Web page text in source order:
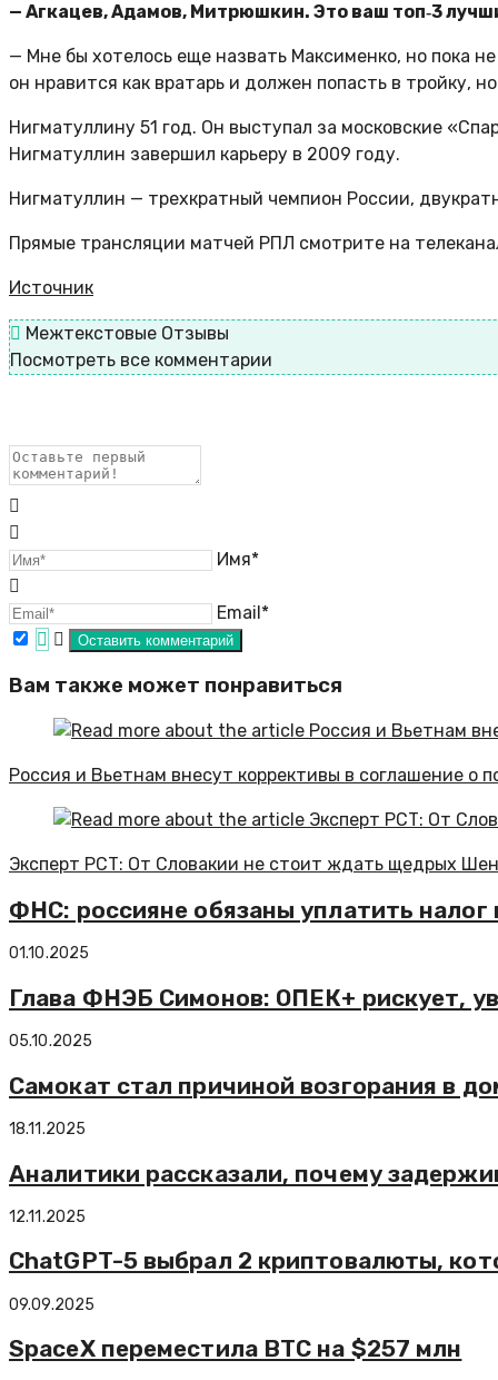
— Агкацев, Адамов, Митрюшкин. Это ваш топ‑3
— Мне бы хотелось еще назвать Максименко, но пока
он нравится как вратарь и должен попасть в тройку,
Нигматуллину 51 год. Он выступал за московские
Нигматуллин завершил карьеру в 2009 году.
Нигматуллин — трехкратный чемпион России,
Прямые трансляции матчей РПЛ смотрите на
Источник
Межтекстовые Отзывы
Посмотреть все комментарии
Имя*
Email*
Вам также может понравиться
Россия и Вьетнам внесут коррективы в соглашение
Эксперт РСТ: От Словакии не стоит ждать щедрых
ФНС: россияне обязаны уплатить налог
01.10.2025
Глава ФНЭБ Симонов: ОПЕК+ рискует,
05.10.2025
Самокат стал причиной возгорания в
18.11.2025
Аналитики рассказали, почему
12.11.2025
ChatGPT-5 выбрал 2 криптовалюты,
09.09.2025
SpaceX переместила BTC на $257 млн